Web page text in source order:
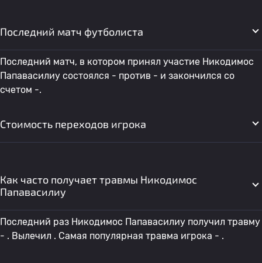
Последний матч футболиста
Последний матч, в котором принял участие Никодимос
Папавасилиу состоялся - против - и закончился со
счетом -.
Стоимость переходов игрока
Как часто получает травмы Никодимос
Папавасилиу
Последний раз Никодимос Папавасилиу получил травму
- . Вылечил . Самая популярная травма игрока - .